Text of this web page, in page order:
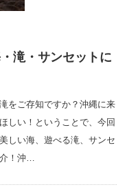
滝・サンセットに
をご存知ですか？沖縄に来
しい！ということで、今回
しい海、遊べる滝、サンセ
！沖…